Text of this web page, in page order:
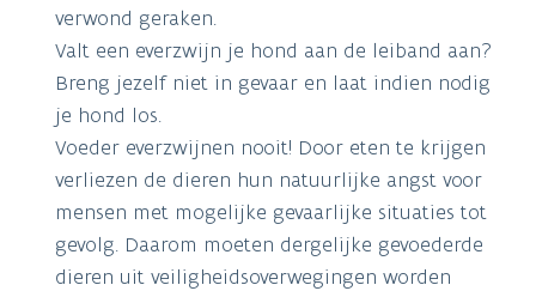
verwond geraken.
Valt een everzwijn je hond aan de leiband aan?
Breng jezelf niet in gevaar en laat indien nodig
je hond los.
Voeder everzwijnen nooit! Door eten te krijgen
verliezen de dieren hun natuurlijke angst voor
mensen met mogelijke gevaarlijke situaties tot
gevolg. Daarom moeten dergelijke gevoederde
dieren uit veiligheidsoverwegingen worden